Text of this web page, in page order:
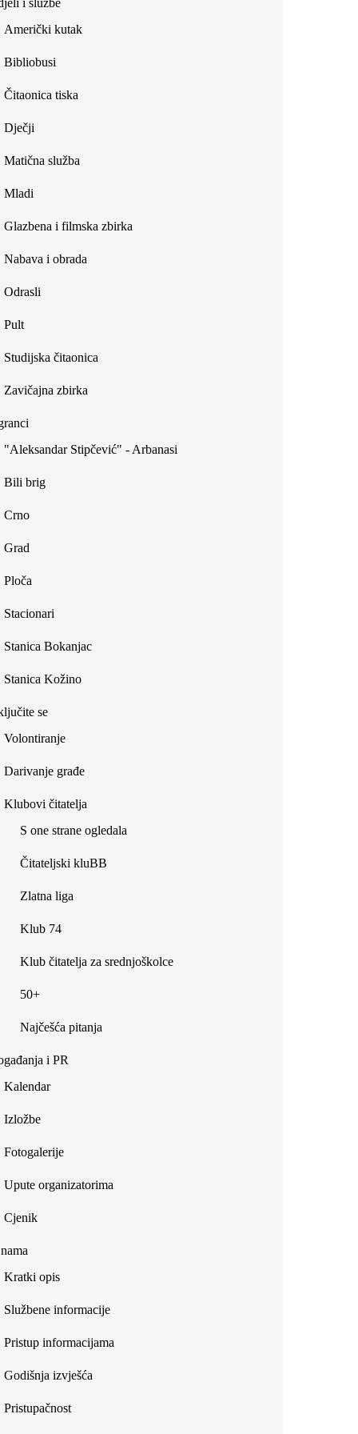
external)
i službe
Američki kutak
Bibliobusi
Čitaonica tiska
Dječji
Matična služba
Mladi
Glazbena i filmska zbirka
Nabava i obrada
Odrasli
Pult
Studijska čitaonica
Zavičajna zbirka
"Aleksandar Stipčević" - Arbanasi
Bili brig
Crno
Grad
Ploča
Stacionari
Stanica Bokanjac
Stanica Kožino
se
Volontiranje
Darivanje građe
Klubovi čitatelja
S one strane ogledala
Čitateljski kluBB
Zlatna liga
Klub 74
Klub čitatelja za srednjoškolce
50+
Najčešća pitanja
i PR
Kalendar
Izložbe
Fotogalerije
Upute organizatorima
Cjenik
Kratki opis
Službene informacije
Pristup informacijama
Godišnja izvješća
Pristupačnost